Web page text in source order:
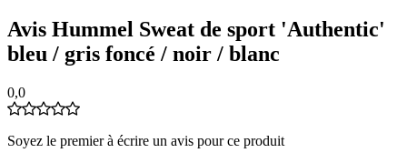
Avis Hummel Sweat de sport 'Authentic'
bleu / gris foncé / noir / blanc
0,0
Soyez le premier à écrire un avis pour ce produit